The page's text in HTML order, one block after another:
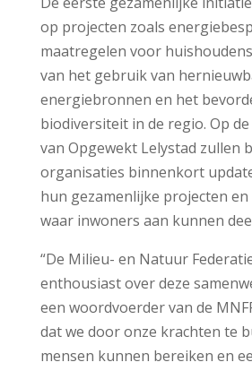
op projecten zoals
maatregelen voor
van het gebruik van
energiebronnen en het
biodiversiteit in de regio. Op
van Opgewekt Lelystad zullen
organisaties binnenkort
hun gezamenlijke projecten
waar inwoners aan kunnen
“De Milieu- en Natuur
enthousiast over deze
een woordvoerder van de
dat we door onze krachten te
mensen kunnen bereiken en